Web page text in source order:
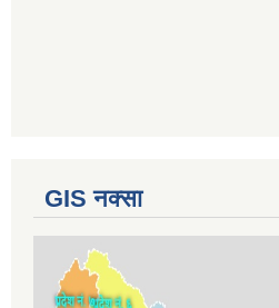
GIS नक्सा